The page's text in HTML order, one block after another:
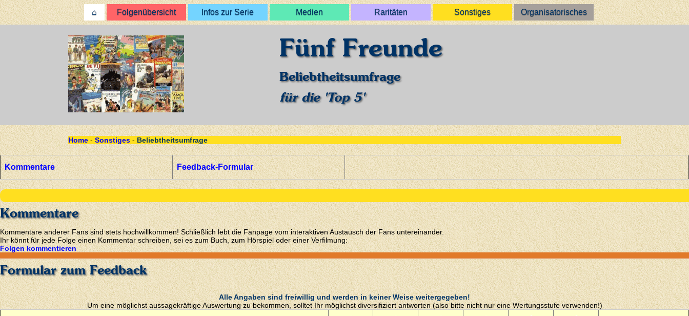
⌂ Folgenübersicht Infos zur Serie Medien Raritäten Sonstiges Organisatorisches
Fünf Freunde
Beliebtheitsumfrage
für die 'Top 5'
Home - Sonstiges - Beliebtheitsumfrage
Kommentare Feedback-Formular
Kommentare
Kommentare anderer Fans sind stets hochwillkommen! Schließlich lebt die Fanpage vom interaktiven Austausch der Fans untereinander.
Ihr könnt für jede Folge einen Kommentar schreiben, sei es zum Buch, zum Hörspiel oder einer Verfilmung:
Folgen kommentieren
Formular zum Feedback
Alle Angaben sind freiwillig und werden in keiner Weise weitergegeben!
Um eine möglichst aussagekräftige Auswertung zu bekommen, solltet Ihr möglichst diversifiziert antworten (also bitte nicht nur eine Wertungsstufe verwenden!)